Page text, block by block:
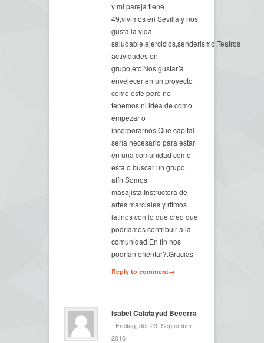
y mi pareja tiene
49,vivimos en Sevilla y nos
gusta la vida
saludable,ejercicios,senderismo,Teatros
actividades en
grupo,etc.Nos gustaría
envejecer en un proyecto
como este pero no
tenemos ni idea de como
empezar o
incorporarnos.Que capital
sería necesario para estar
en una comunidad como
esta o buscar un grupo
afín.Somos
masajista.Instructora de
artes marciales y ritmos
latinos con lo que creo que
podríamos contribuir a la
comunidad.En fin nos
podrían orientar?.Gracias
Reply to comment→
Isabel Calatayud Becerra
- Freitag, der 23. September
2016